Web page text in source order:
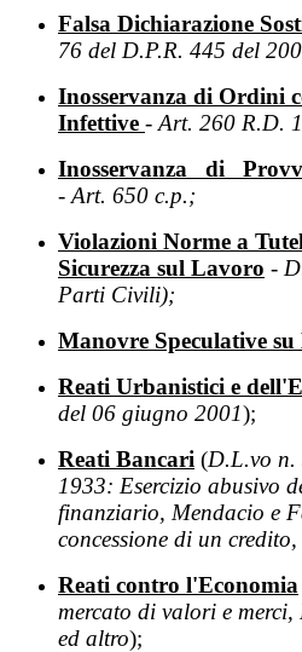
Falsa Dichiarazione
76 del D.P.R. 445 del
Inosservanza di Ordini
Infettive - Art. 260 R.D.
Inosservanza di
- Art. 650 c.p.;
Violazioni Norme a
Sicurezza sul Lavoro -
Parti Civili);
Manovre Speculative su
Reati Urbanistici e
del 06 giugno 2001);
Reati Bancari (D.L.vo n.
1933: Esercizio abusivo
finanziario, Mendacio e
concessione di un
Reati contro l'Economia
mercato di valori e
ed altro);